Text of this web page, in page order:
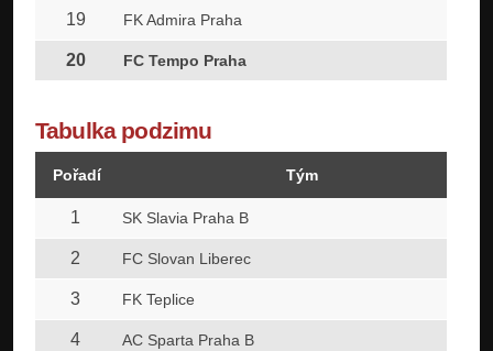
19 FK Admira Praha
20 FC Tempo Praha
Tabulka podzimu
Pořadí Tým
1 SK Slavia Praha B
2 FC Slovan Liberec
3 FK Teplice
4 AC Sparta Praha B